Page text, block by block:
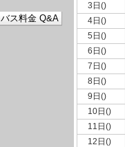
3日()
4日()
5日()
6日()
7日()
8日()
9日()
10日()
11日()
12日()
バス料金 Q&A